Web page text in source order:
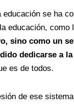
educación se ha
educación,
sino como un
dedicarse a
es de todos.
de ese